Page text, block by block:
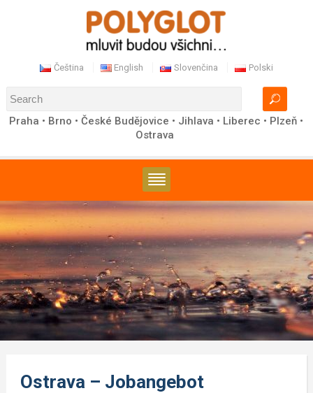
Čeština English Slovenčina Polski
Praha • Brno • České Budějovice • Jihlava • Liberec • Plzeň •
Ostrava
Ostrava – Jobangebot